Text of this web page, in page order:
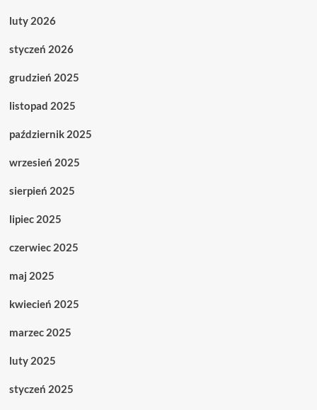
luty 2026
styczeń 2026
grudzień 2025
listopad 2025
październik 2025
wrzesień 2025
sierpień 2025
lipiec 2025
czerwiec 2025
maj 2025
kwiecień 2025
marzec 2025
luty 2025
styczeń 2025